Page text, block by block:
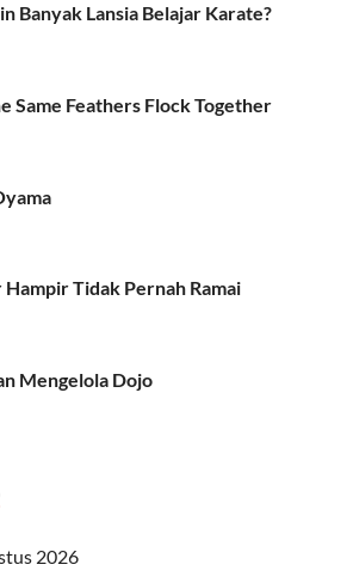
Banyak Lansia Belajar Karate?
Same Feathers Flock Together
Hampir Tidak Pernah Ramai
Mengelola Dojo
2026